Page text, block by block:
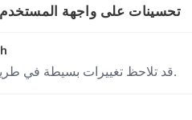
تحسينات على واجهة المستخدم
قد تلاحظ تغييرات بسيطة في طريقة عرض القوائم.